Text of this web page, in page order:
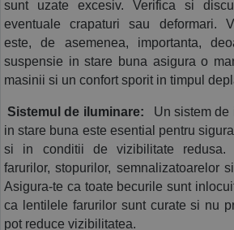
sunt uzate excesiv. Verifica si
eventuale crapaturi sau deformari.
este, de asemenea, importanta,
suspensie in stare buna asigura o
masinii si un confort sporit in timpul
Sistemul de iluminare:
Un sistem de
in stare buna este esential pentru
si in conditii de vizibilitate redusa.
farurilor, stopurilor, semnalizatoarelor
Asigura-te ca toate becurile sunt
ca lentilele farurilor sunt curate si nu
pot reduce vizibilitatea.